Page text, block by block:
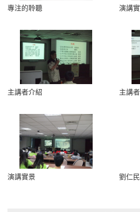
專注的聆聽 演講
主講者介紹 主講
演講實景 劉仁